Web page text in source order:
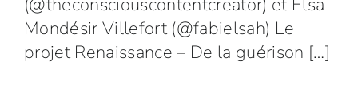
Mondésir Villefort (@fabielsah) Le
projet Renaissance – De la guérison […]